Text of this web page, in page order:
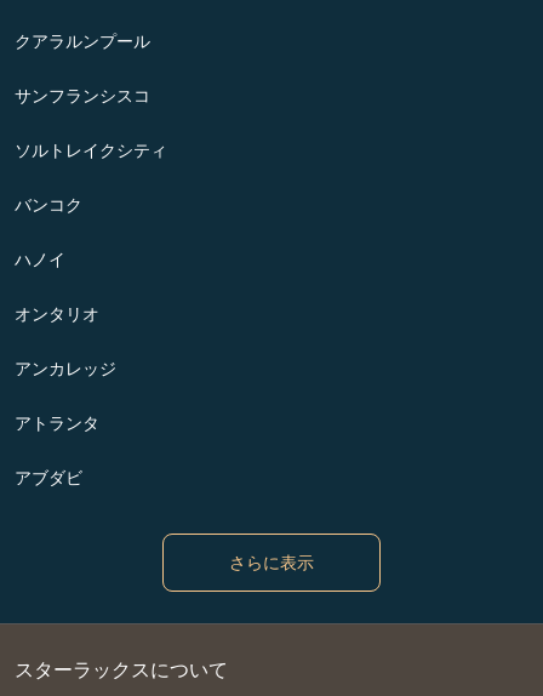
クアラルンプール
サンフランシスコ
ソルトレイクシティ
バンコク
ハノイ
オンタリオ
アンカレッジ
アトランタ
アブダビ
さらに表示
スターラックスについて